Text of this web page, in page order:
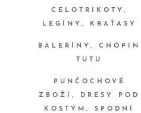
CELOTRIKOTY,
LEGÍNY, KRAŤASY
BALERÍNY, CHOPIN
TUTU
PUNČOCHOVÉ
ZBOŽÍ, DRESY POD
KOSTÝM, SPODNÍ